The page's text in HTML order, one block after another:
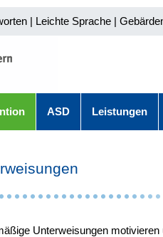
| Leichte Sprache |
ASD Leistungen
Unterweisungen